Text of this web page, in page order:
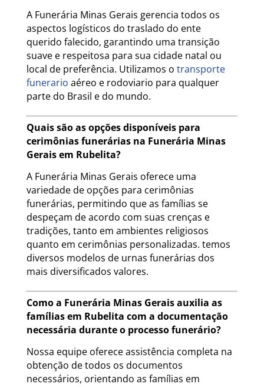
A Funerária Minas Gerais gerencia todos os
aspectos logísticos do traslado do ente
querido falecido, garantindo uma transição
suave e respeitosa para sua cidade natal ou
local de preferência. Utilizamos o transporte
funerario aéreo e rodoviario para qualquer
parte do Brasil e do mundo.
Quais são as opções disponíveis para
cerimônias funerárias na Funerária Minas
Gerais em Rubelita?
A Funerária Minas Gerais oferece uma
variedade de opções para cerimônias
funerárias, permitindo que as famílias se
despeçam de acordo com suas crenças e
tradições, tanto em ambientes religiosos
quanto em cerimônias personalizadas. temos
diversos modelos de urnas funerárias dos
mais diversificados valores.
Como a Funerária Minas Gerais auxilia as
famílias em Rubelita com a documentação
necessária durante o processo funerário?
Nossa equipe oferece assistência completa na
obtenção de todos os documentos
necessários, orientando as famílias em